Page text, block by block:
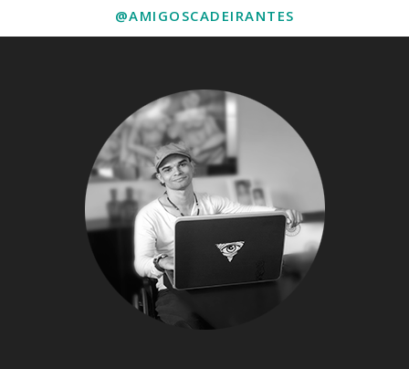
@AMIGOSCADEIRANTES